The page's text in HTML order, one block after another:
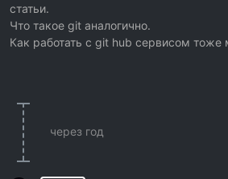
статьи.
Что такое git аналогично.
Как работать с git hub сервисом тоже
через год